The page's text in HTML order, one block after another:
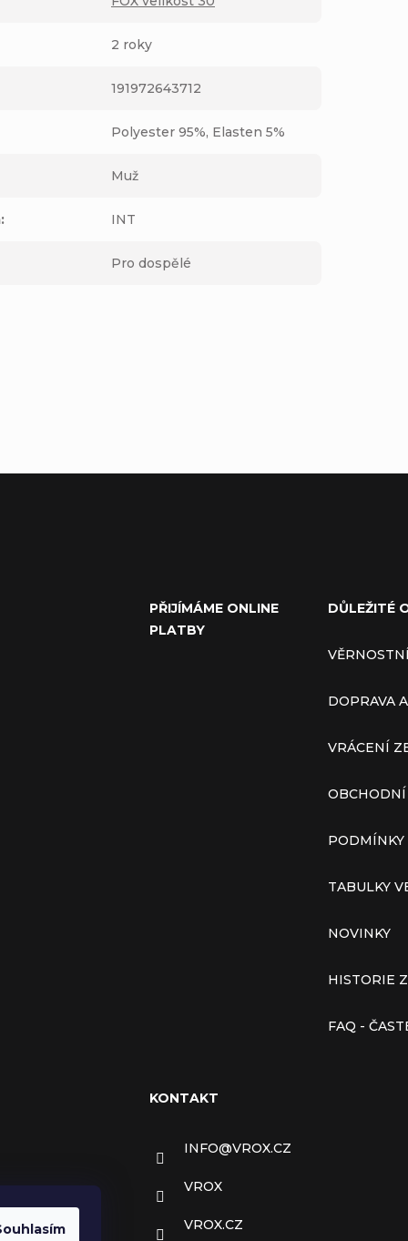
2 roky
191972643712
Polyester 95%, Elasten 5%
Muž
: INT
Pro dospělé
PŘIJÍMÁME ONLINE
PLATBY
DŮLEŽITÉ
DOPRAVA
VRÁCENÍ
PODMÍNKY
TABULKY
NOVINKY
HISTORIE
FAQ -
KONTAKT
INFO@VROX.CZ
VROX
VROX.CZ